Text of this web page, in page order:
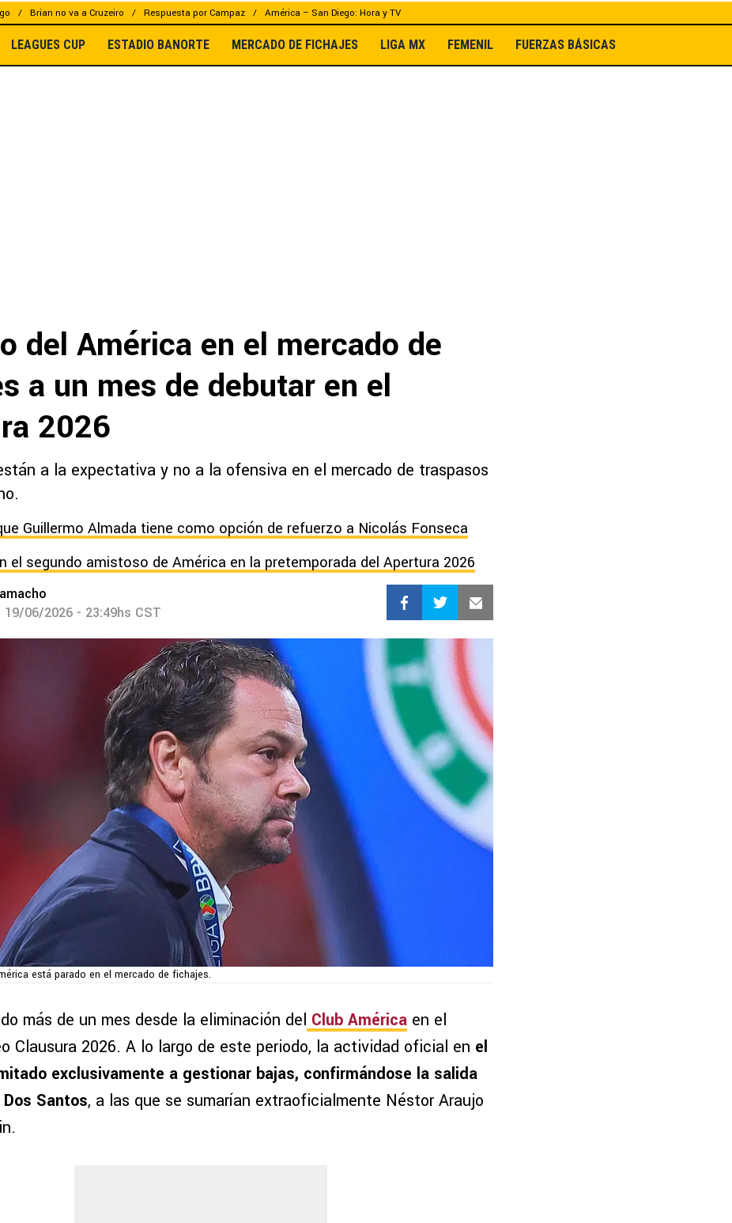
Brian no va a Cruzeiro Respuesta por Campaz América – San Diego: Hora y TV
LEAGUES CUP ESTADIO BANORTE MERCADO DE FICHAJES LIGA MX FEMENIL FUERZAS BÁSICAS
del América en el mercado de
a un mes de debutar en el
2026
a la expectativa y no a la ofensiva en el mercado de traspasos
Guillermo Almada tiene como opción de refuerzo a Nicolás Fonseca
el segundo amistoso de América en la pretemporada del Apertura 2026
06/2026 - 23:49hs CST
está parado en el mercado de fichajes.
más de un mes desde la eliminación del Club América en el
Clausura 2026. A lo largo de este periodo, la actividad oficial en el
exclusivamente a gestionar bajas, confirmándose la salida
Santos, a las que se sumarían extraoficialmente Néstor Araujo